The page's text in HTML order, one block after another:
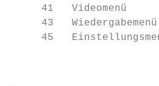
     41   Videomenü
     43   Wiedergabemenü
45